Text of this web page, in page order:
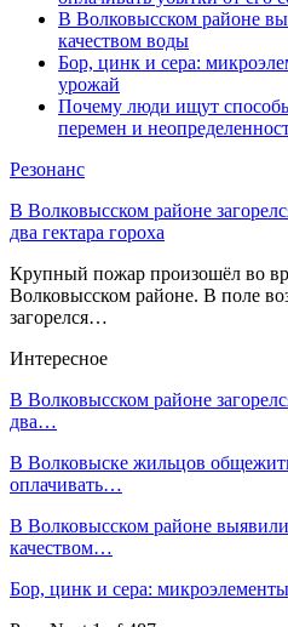
В Волковысском районе
качеством воды
Бор, цинк и сера:
урожай
Почему люди ищут
перемен и
Резонанс
В Волковысском районе
два гектара гороха
Крупный пожар произошёл во
Волковысском районе. В поле
загорелся…
Интересное
В Волковысском районе
два…
В Волковыске жильцов
оплачивать…
В Волковысском районе
качеством…
Бор, цинк и сера: